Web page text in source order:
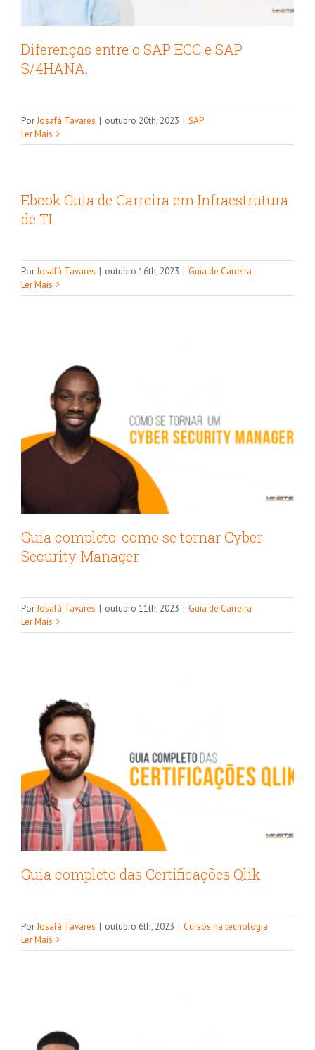
Diferenças entre o SAP ECC e SAP
S/4HANA.
PorJosafá Tavares | outubro 20th, 2023 | SAP
Ler Mais
Ebook Guia de Carreira em Infraestrutura
de TI
PorJosafá Tavares | outubro 16th, 2023 | Guia de Carreira
Ler Mais
Security Manager
Guia de Carreira
Guia completo: como se tornar Cyber
Security Manager
PorJosafá Tavares | outubro 11th, 2023 | Guia de Carreira
Ler Mais
Guia completo das Certificações Qlik
Guia completo das Certificações Qlik
PorJosafá Tavares | outubro 6th, 2023 | Cursos na tecnologia
Ler Mais
procuradas em Power Platform e